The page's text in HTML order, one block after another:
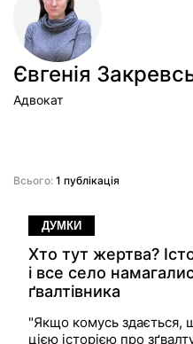
Євгенія
Адвокат
Всього: 1 публікація
ДУМКИ
Хто тут жертва?
і все село
ґвалтівника
"Якщо комусь здається,
цією історією про